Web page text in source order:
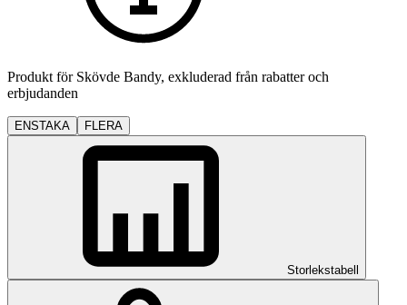
Produkt för Skövde Bandy, exkluderad från rabatter och
erbjudanden
ENSTAKA FLERA
Storlekstabell